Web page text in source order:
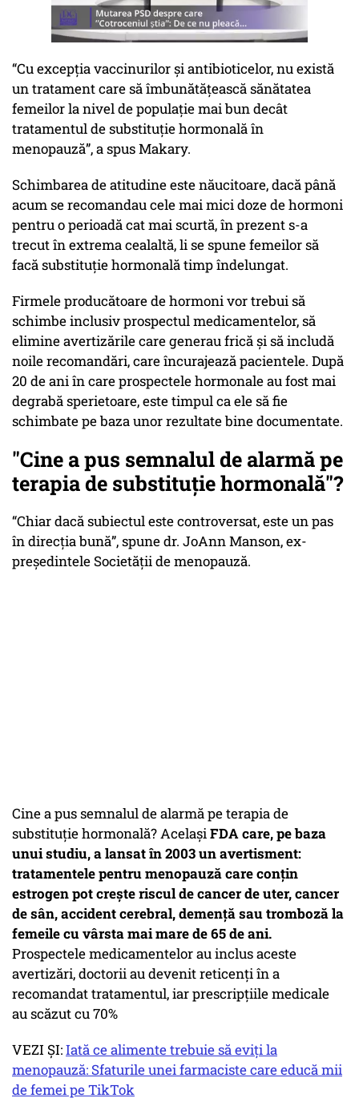
“Cu excepția vaccinurilor și antibioticelor, nu există
un tratament care să îmbunătățească sănătatea
femeilor la nivel de populație mai bun decât
tratamentul de substituție hormonală în
menopauză”, a spus Makary.
Schimbarea de atitudine este năucitoare, dacă până
acum se recomandau cele mai mici doze de hormoni
pentru o perioadă cat mai scurtă, în prezent s-a
trecut în extrema cealaltă, li se spune femeilor să
facă substituție hormonală timp îndelungat.
Firmele producătoare de hormoni vor trebui să
schimbe inclusiv prospectul medicamentelor, să
elimine avertizările care generau frică și să includă
noile recomandări, care încurajează pacientele. După
20 de ani în care prospectele hormonale au fost mai
degrabă sperietoare, este timpul ca ele să fie
schimbate pe baza unor rezultate bine documentate.
"Cine a pus semnalul de alarmă pe
terapia de substituție hormonală"?
“Chiar dacă subiectul este controversat, este un pas
în direcția bună”, spune dr. JoAnn Manson, ex-
președintele Societății de menopauză.
Cine a pus semnalul de alarmă pe terapia de
substituție hormonală? AcelașiFDA care, pe baza
unui studiu, a lansat în 2003 un avertisment:
tratamentele pentru menopauză care conțin
estrogen pot crește riscul de cancer de uter, cancer
de sân, accident cerebral, demență sau tromboză la
femeile cu vârsta mai mare de 65 de ani.
Prospectele medicamentelor au inclus aceste
avertizări, doctorii au devenit reticenți în a
recomandat tratamentul, iar prescripțiile medicale
au scăzut cu 70%
VEZI ȘI:Iată ce alimente trebuie să eviți la
menopauză: Sfaturile unei farmaciste care educă mii
de femei pe TikTok